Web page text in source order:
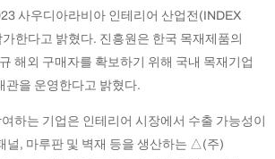
사우디아라비아 인테리어 산업전(INDEX
한다고 밝혔다. 진흥원은 한국 목재제품의
해외 구매자를 확보하기 위해 국내 목재기업
관을 운영한다고 밝혔다.
하는 기업은 인테리어 시장에서 수출 가능성이
널, 마루판 및 벽재 등을 생산하는 △(주)